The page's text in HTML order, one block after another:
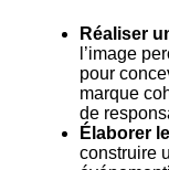
Réaliser
l’image
pour
marque
de
Élaborer
construire